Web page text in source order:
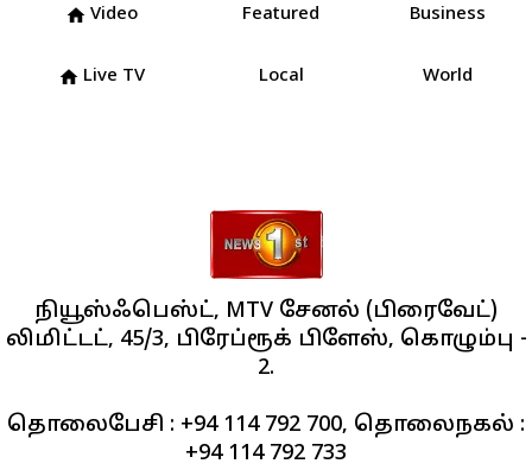
நியூஸ்ஃபெஸ்ட், MTV சேனல் (பிரைவேட்)
லிமிட்டட், 45/3, பிரேப்ரூக் பிளேஸ், கொழும்பு -
2.
தொலைபேசி : +94 114 792 700, தொலைநகல் :
+94 114 792 733
home Video Featured Business
home Live TV Local World